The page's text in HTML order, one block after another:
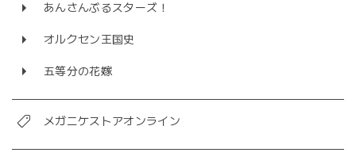
あんさんぶるスターズ！
オルクセン王国史
五等分の花嫁
メガニケストアオンライン